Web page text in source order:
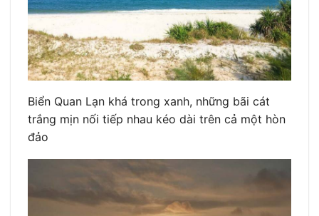
Biển Quan Lạn khá trong xanh, những bãi cát
trắng mịn nối tiếp nhau kéo dài trên cả một hòn
đảo